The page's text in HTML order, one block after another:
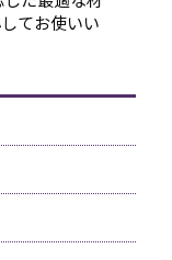
てお使いい